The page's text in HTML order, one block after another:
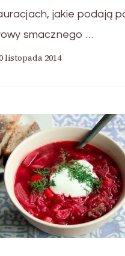
jakie podają
smacznego …
listopada 2014